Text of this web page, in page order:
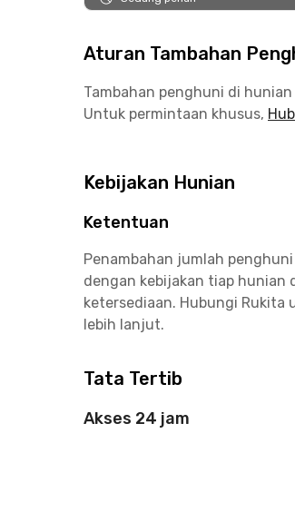
Aturan Tambahan
Tambahan penghuni di
Untuk permintaan khusus,
Kebijakan Hunian
Ketentuan
Penambahan jumlah
dengan kebijakan tiap hunian
ketersediaan. Hubungi Rukita
lebih lanjut.
Tata Tertib
Akses 24 jam